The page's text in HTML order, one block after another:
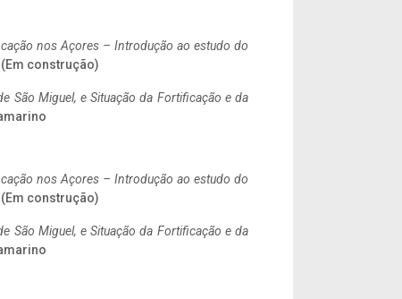
nos Açores – Introdução ao estudo do
construção)
São Miguel, e Situação da Fortificação e da
nos Açores – Introdução ao estudo do
construção)
São Miguel, e Situação da Fortificação e da